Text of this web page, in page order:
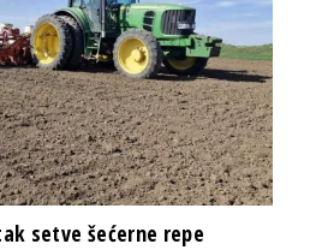
setve šećerne repe